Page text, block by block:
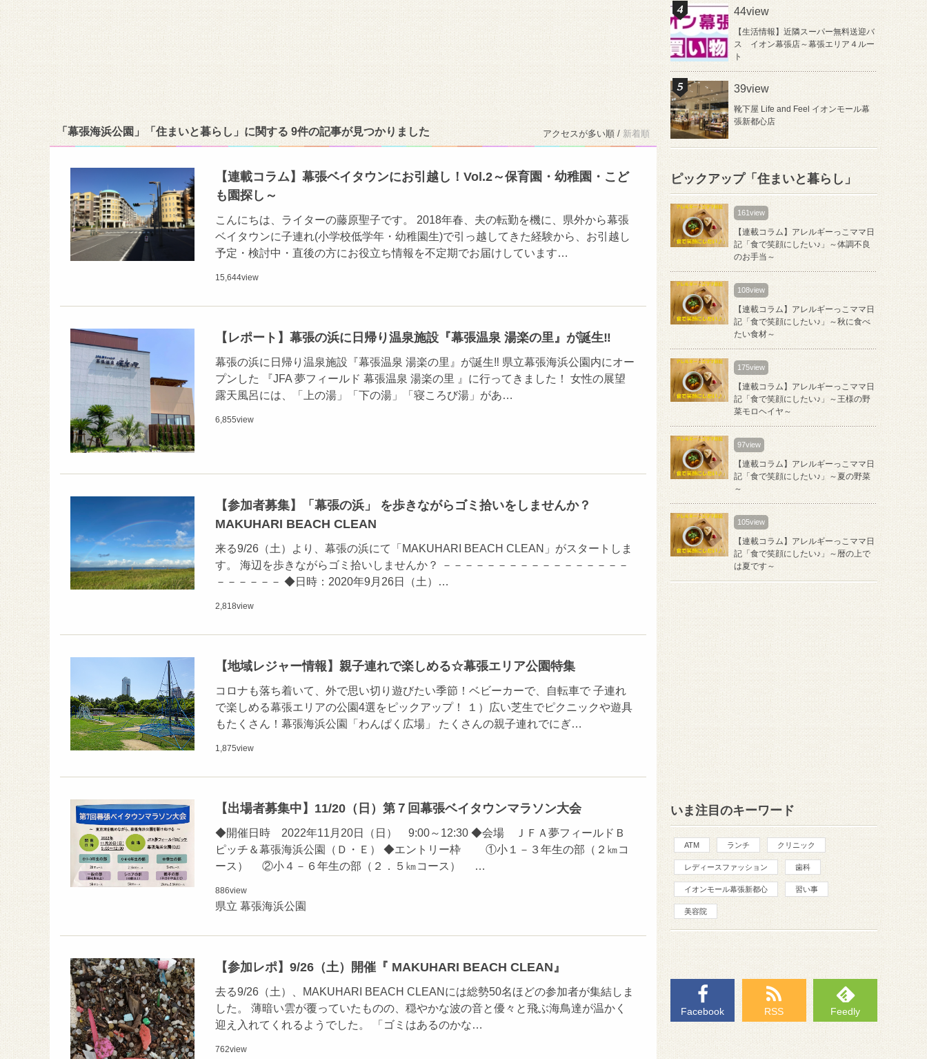
「幕張海浜公園」「住まいと暮らし」に関する 9件の記事が見つかりました アクセスが多い順 / 新着順
【連載コラム】幕張ベイタウンにお引越し！Vol.2～保育園・幼稚園・こど
も園探し～
こんにちは、ライターの藤原聖子です。 2018年春、夫の転勤を機に、県外から幕張
ベイタウンに子連れ(小学校低学年・幼稚園生)で引っ越してきた経験から、お引越し
予定・検討中・直後の方にお役立ち情報を不定期でお届けしています…
15,644view
【レポート】幕張の浜に日帰り温泉施設『幕張温泉 湯楽の里』が誕生‼️
幕張の浜に日帰り温泉施設『幕張温泉 湯楽の里』が誕生‼️ 県立幕張海浜公園内にオー
プンした 『JFA 夢フィールド 幕張温泉 湯楽の里 』に行ってきました！ 女性の展望
露天風呂には、「上の湯」「下の湯」「寝ころび湯」があ…
6,855view
【参加者募集】「幕張の浜」 を歩きながらゴミ拾いをしませんか？
MAKUHARI BEACH CLEAN
来る9/26（土）より、幕張の浜にて「MAKUHARI BEACH CLEAN」がスタートしま
す。 海辺を歩きながらゴミ拾いしませんか？ －－－－－－－－－－－－－－－－－
－－－－－－ ◆日時：2020年9月26日（土）…
2,818view
【地域レジャー情報】親子連れで楽しめる☆幕張エリア公園特集
コロナも落ち着いて、外で思い切り遊びたい季節！ベビーカーで、自転車で 子連れ
で楽しめる幕張エリアの公園4選をピックアップ！ １）広い芝生でピクニックや遊具
もたくさん！幕張海浜公園「わんぱく広場」 たくさんの親子連れでにぎ…
1,875view
【出場者募集中】11/20（日）第７回幕張ベイタウンマラソン大会
◆開催日時 2022年11月20日（日） 9:00～12:30 ◆会場 ＪＦＡ夢フィールドＢ
ピッチ＆幕張海浜公園（Ｄ・Ｅ） ◆エントリー枠 ①小１－３年生の部（２㎞コ
ース） ②小４－６年生の部（２．５㎞コース） …
886view
県立 幕張海浜公園
【参加レポ】9/26（土）開催『 MAKUHARI BEACH CLEAN』
去る9/26（土）、MAKUHARI BEACH CLEANには総勢50名ほどの参加者が集結しま
した。 薄暗い雲が覆っていたものの、穏やかな波の音と優々と飛ぶ海鳥達が温かく
迎え入れてくれるようでした。 「ゴミはあるのかな…
762view
44view
【生活情報】近隣スーパー無料送迎バ
ス イオン幕張店～幕張エリア４ルー
ト
39view
靴下屋 Life and Feel イオンモール幕
張新都心店
ピックアップ「住まいと暮らし」
161view
【連載コラム】アレルギーっこママ日
記「食で笑顔にしたい♪」～体調不良
のお手当～
108view
【連載コラム】アレルギーっこママ日
記「食で笑顔にしたい♪」～秋に食べ
たい食材～
175view
【連載コラム】アレルギーっこママ日
記「食で笑顔にしたい♪」～王様の野
菜モロヘイヤ～
97view
【連載コラム】アレルギーっこママ日
記「食で笑顔にしたい♪」～夏の野菜
～
105view
【連載コラム】アレルギーっこママ日
記「食で笑顔にしたい♪」～暦の上で
は夏です～
いま注目のキーワード
ATM ランチ クリニック
レディースファッション 歯科
イオンモール幕張新都心 習い事
美容院
Facebook RSS Feedly